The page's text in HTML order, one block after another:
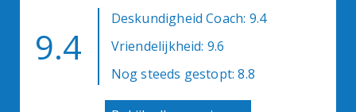
9.4
Deskundigheid Coach: 9.4
Vriendelijkheid: 9.6
Nog steeds gestopt: 8.8